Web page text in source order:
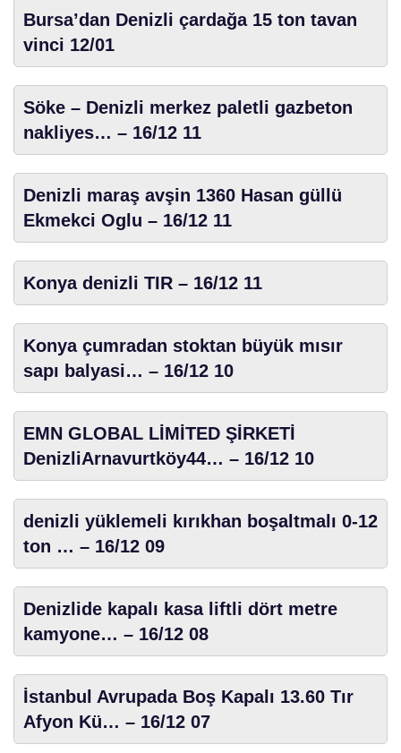
Bursa’dan Denizli çardağa 15 ton tavan
vinci 12/01
Söke – Denizli merkez paletli gazbeton
nakliyes… – 16/12 11
Denizli maraş avşin 1360 Hasan güllü
Ekmekci Oglu – 16/12 11
Konya denizli TIR – 16/12 11
Konya çumradan stoktan büyük mısır
sapı balyasi… – 16/12 10
EMN GLOBAL LİMİTED ŞİRKETİ
DenizliArnavurtköy44… – 16/12 10
denizli yüklemeli kırıkhan boşaltmalı 0-12
ton … – 16/12 09
Denizlide kapalı kasa liftli dört metre
kamyone… – 16/12 08
İstanbul Avrupada Boş Kapalı 13.60 Tır
Afyon Kü… – 16/12 07